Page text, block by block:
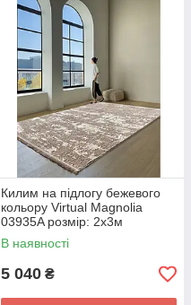
Килим на підлогу бежевого
кольору Virtual Magnolia
03935A розмір: 2х3м
В наявності
5 040 ₴